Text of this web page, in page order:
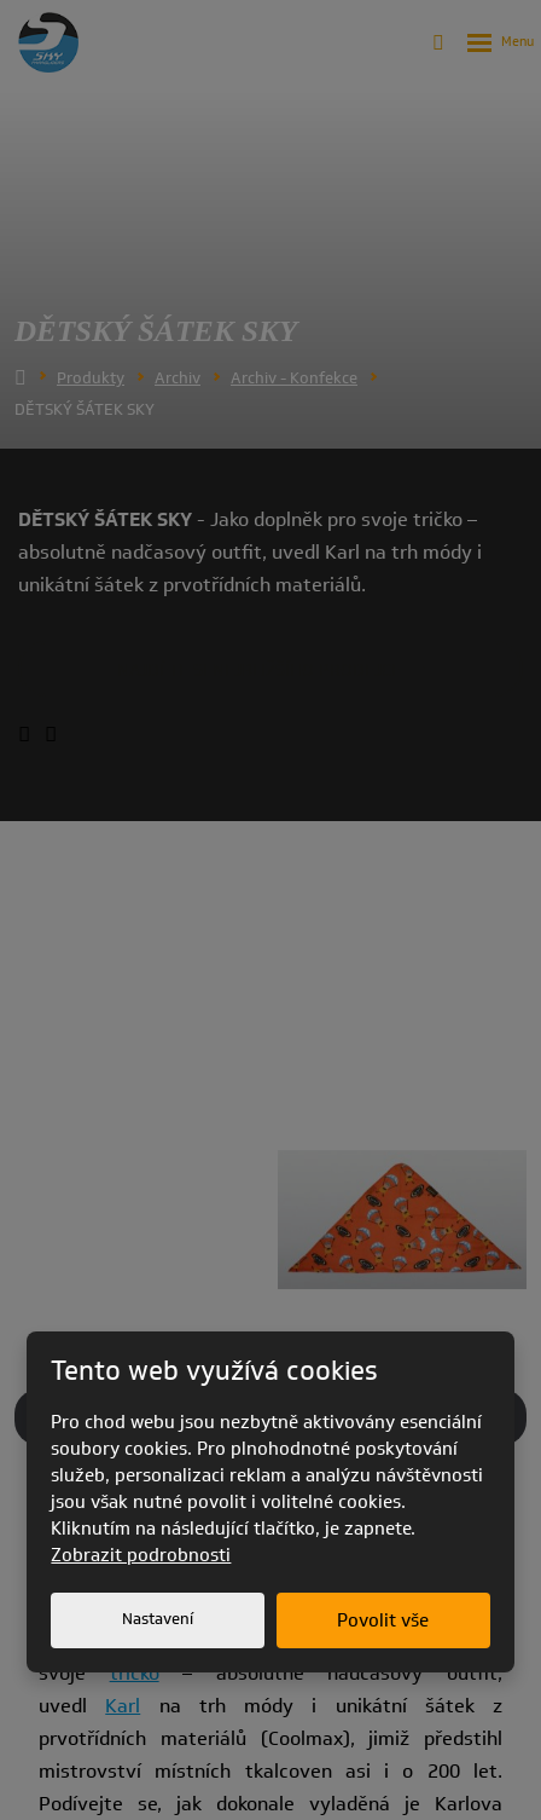
DĚTSKÝ ŠÁTEK SKY
Produkty Archiv
Archiv - Konfekce
DĚTSKÝ ŠÁTEK SKY
DĚTSKÝ ŠÁTEK SKY - Jako doplněk pro svoje tričko –
absolutně nadčasový outfit, uvedl Karl na trh módy i
unikátní šátek z prvotřídních materiálů.
POPIS PRODUKTU
Karl von Friedlantpři svém krátkém a významném
zjevení po sobě nezanechal jenom dodnes patrné
stopy v konstrukci padákových kluzáků, ale rovněž v
módních trendech, jež dodnes inspirují návrháře
hlavních módních domů. Jako doplněk pro
svojetričko– absolutně nadčasový outfit,
uvedl Karl na trh módy i unikátní šátek z
prvotřídních materiálů (Coolmax), jimiž předstihl
mistrovství místních tkalcoven asi i o 200 let.
Podívejte se, jak dokonale vyladěná je Karlova
Tento web využívá cookies
Pro chod webu jsou nezbytně aktivovány esenciální
soubory cookies. Pro plnohodnotné poskytování
služeb, personalizaci reklam a analýzu návštěvnosti
jsou však nutné povolit i volitelné cookies.
Kliknutím na následující tlačítko, je zapnete.
Zobrazit podrobnosti
Nastavení Povolit vše